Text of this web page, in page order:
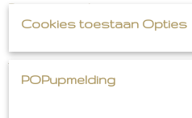
Pin Butt Naughty Roze
Cookies toestaan Opties
POPupmelding